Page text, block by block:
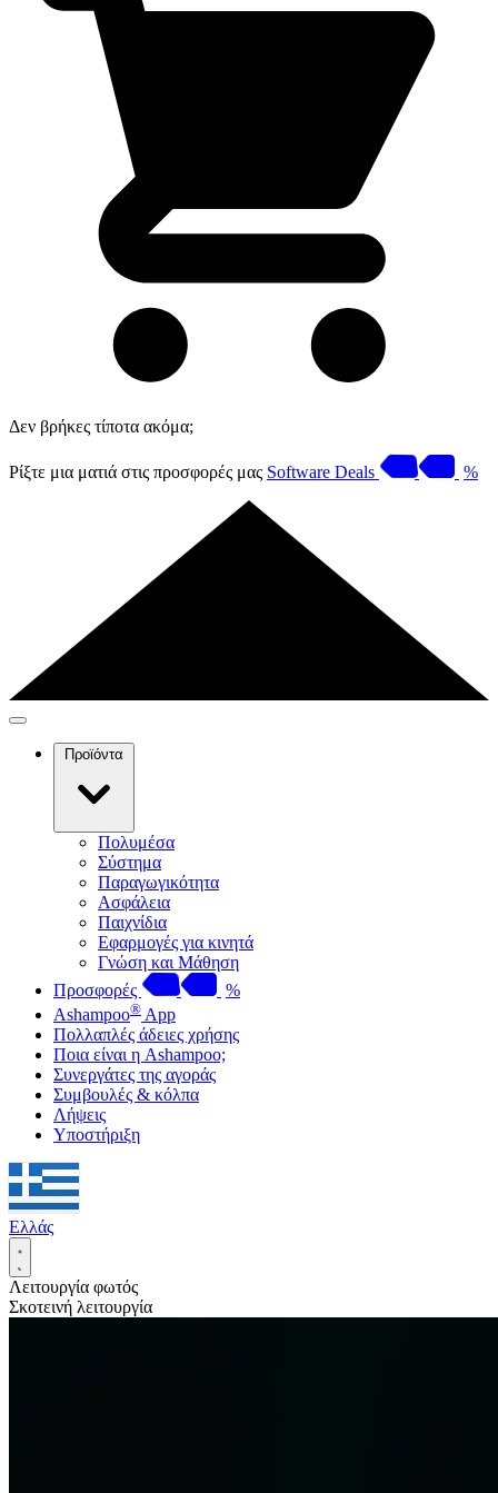
Δεν βρήκες τίποτα ακόμα;
Ρίξτε μια ματιά στις προσφορές μας Software Deals %
Προϊόντα
Πολυμέσα
Σύστημα
Παραγωγικότητα
Ασφάλεια
Παιχνίδια
Εφαρμογές για κινητά
Γνώση και Μάθηση
Προσφορές
%
Ashampoo® App
Πολλαπλές άδειες χρήσης
Ποια είναι η Ashampoo;
Συνεργάτες της αγοράς
Συμβουλές & κόλπα
Λήψεις
Υποστήριξη
Ελλάς
Λειτουργία φωτός
Σκοτεινή λειτουργία